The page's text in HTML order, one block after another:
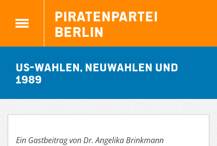
Piratenpartei
Berlin
US-Wahlen, Neuwahlen und
1989
Ein Gastbeitrag von Dr. Angelika Brinkmann